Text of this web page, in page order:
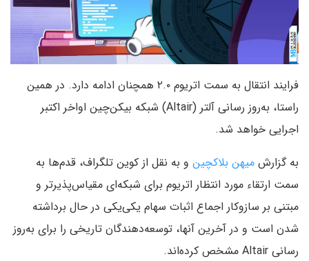
فرایند انتقال به سمت اتریوم ۲.۰ همچنان ادامه دارد. در همین
راستا، به‌روز رسانی آلتر (Altair) شبکه بیکن‌چین اواخر اکتبر
اجرایی خواهد شد.
به گزارش میهن بلاکچین و به نقل از کوین تلگراف، قدم‌ها به
سمت ارتقاء مورد انتظار اتریوم برای شبکه‌ای مقیاس‌پذیرتر و
مبتنی بر سازوکار اجماع اثبات سهام یکی‌یکی در حال برداشته
شدن است و در آخرین آنها، توسعه‌دهندگان تاریخی را برای به‌روز
رسانی Altair مشخص کرده‌اند.